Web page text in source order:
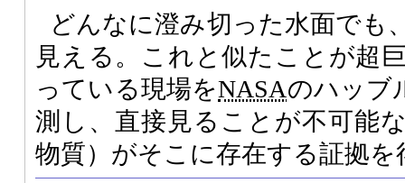
どんなに澄み切った水面でも
見える。これと似たことが超
っている現場をNASAのハッブ
測し、直接見ることが不可能
物質）がそこに存在する証拠を